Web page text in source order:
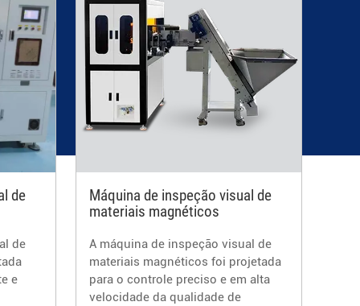
de
de
e
Máquina de inspeção visual de
materiais magnéticos
A máquina de inspeção visual de
materiais magnéticos foi projetada
para o controle preciso e em alta
velocidade da qualidade de